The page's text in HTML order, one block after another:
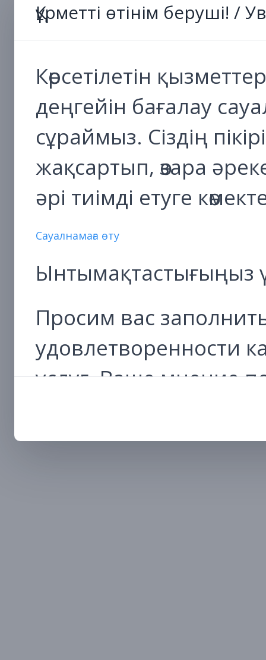
Құрметті өтінім беруші! /
Көрсетілетін
деңгейін бағалау
сұраймыз. Сіздің
жақсартып, өзара
әрі тиімді етуге
Сауалнамаға өту
Ынтымақтастығыңыз
Просим вас
удовлетворенности
услуг. Ваше мнение
удобным и